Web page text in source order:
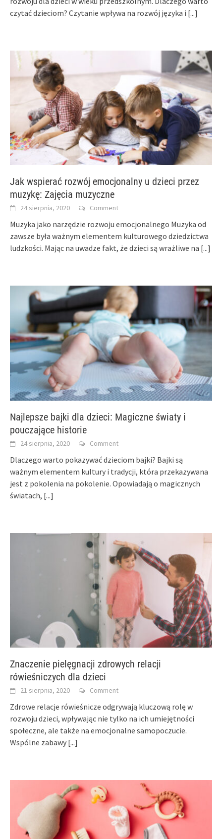
czytać dzieciom? Czytanie wpływa na rozwój języka i [...]
Jak wspierać rozwój emocjonalny u dzieci przez
muzykę: Zajęcia muzyczne
24 sierpnia, 2020 Comment
Muzyka jako narzędzie rozwoju emocjonalnego Muzyka od
zawsze była ważnym elementem kulturowego dziedzictwa
ludzkości. Mając na uwadze fakt, że dzieci są wrażliwe na [...]
Najlepsze bajki dla dzieci: Magiczne światy i
pouczające historie
24 sierpnia, 2020 Comment
Dlaczego warto pokazywać dzieciom bajki? Bajki są
ważnym elementem kultury i tradycji, która przekazywana
jest z pokolenia na pokolenie. Opowiadają o magicznych
światach, [...]
Znaczenie pielęgnacji zdrowych relacji
rówieśniczych dla dzieci
21 sierpnia, 2020 Comment
Zdrowe relacje rówieśnicze odgrywają kluczową rolę w
rozwoju dzieci, wpływając nie tylko na ich umiejętności
społeczne, ale także na emocjonalne samopoczucie.
Wspólne zabawy [...]